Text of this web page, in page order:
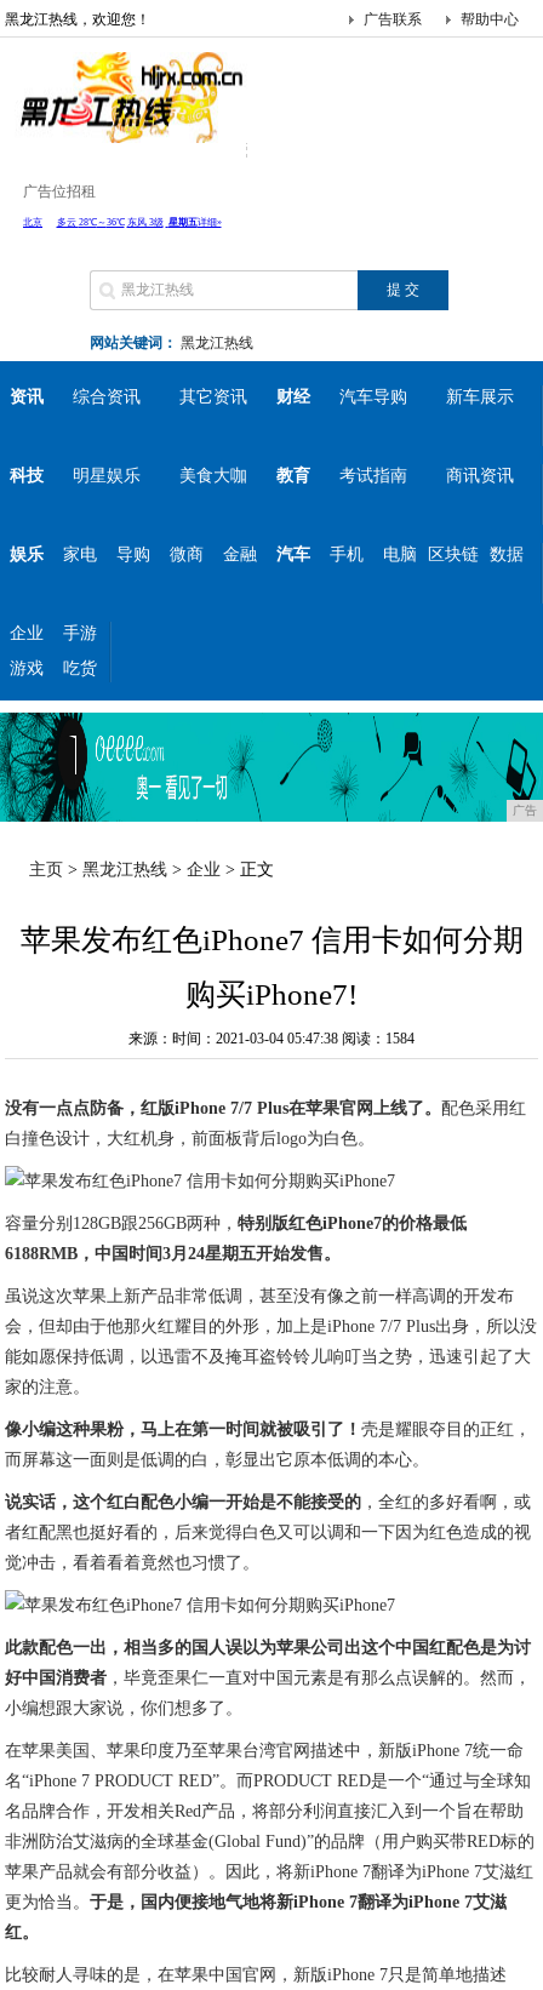
黑龙江热线，欢迎您！ 帮助中心
广告联系
广告位招租
网站关键词： 黑龙江热线
资讯 综合资讯 其它资讯 财经 汽车导购 新车展示
科技 明星娱乐 美食大咖 教育 考试指南 商讯资讯
娱乐 家电 导购 微商 金融 汽车 手机 电脑 区块链 数据
企业
手游
游戏
吃货
广告
主页 >黑龙江热线 >企业 > 正文
苹果发布红色iPhone7 信用卡如何分期
购买iPhone7!
来源：时间：2021-03-04 05:47:38 阅读：1584
没有一点点防备，红版iPhone 7/7 Plus在苹果官网上线了。 配色采用红
白撞色设计，大红机身，前面板背后logo为白色。
容量分别128GB跟256GB两种，特别版红色iPhone7的价格最低
6188RMB，中国时间3月24星期五开始发售。
虽说这次苹果上新产品非常低调，甚至没有像之前一样高调的开发布
会，但却由于他那火红耀目的外形，加上是iPhone 7/7 Plus出身，所以没
能如愿保持低调，以迅雷不及掩耳盗铃铃儿响叮当之势，迅速引起了大
家的注意。
像小编这种果粉，马上在第一时间就被吸引了！壳是耀眼夺目的正红，
而屏幕这一面则是低调的白，彰显出它原本低调的本心。
说实话，这个红白配色小编一开始是不能接受的 ，全红的多好看啊，或
者红配黑也挺好看的，后来觉得白色又可以调和一下因为红色造成的视
觉冲击，看着看着竟然也习惯了。
此款配色一出，相当多的国人误以为苹果公司出这个中国红配色是为讨
好中国消费者 ，毕竟歪果仁一直对中国元素是有那么点误解的。然而，
小编想跟大家说，你们想多了。
在苹果美国、苹果印度乃至苹果台湾官网描述中，新版iPhone 7统一命
名“iPhone 7 PRODUCT RED”。而PRODUCT RED是一个“通过与全球知
名品牌合作，开发相关Red产品，将部分利润直接汇入到一个旨在帮助
非洲防治艾滋病的全球基金(Global Fund)”的品牌（用户购买带RED标的
苹果产品就会有部分收益）。因此，将新iPhone 7翻译为iPhone 7艾滋红
更为恰当。于是，国内便接地气地将新iPhone 7翻译为iPhone 7艾滋
红。
比较耐人寻味的是，在苹果中国官网，新版iPhone 7只是简单地描述